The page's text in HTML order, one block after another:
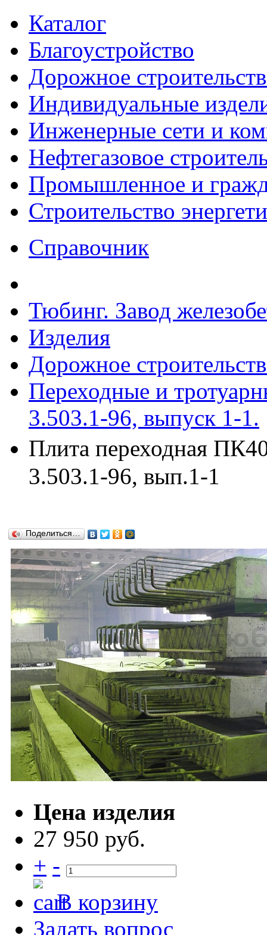
Каталог
Благоустройство
Дорожное
Индивидуальные
Инженерные сети и
Нефтегазовое
Промышленное и
Строительство
Справочник
Тюбинг. Завод
Изделия
Дорожное
Переходные и
3.503.1-96, выпуск 1-1.
Плита переходная
3.503.1-96, вып.1-1
Поделиться…
Цена изделия
27 950 руб.
+ -
В корзину
Задать вопрос